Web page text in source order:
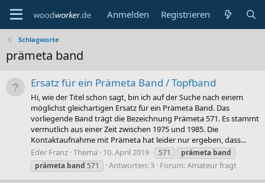
Anmelden Registrieren
Schlagworte
prämeta band
Ersatz für ein Prämeta Band / Topfband
Hi, wie der Titel schon sagt, bin ich auf der Suche nach einem
möglichst gleichartigen Ersatz für ein Prämeta Band. Das
vorliegende Band trägt die Bezeichnung Prämeta 571. Es stammt
vermutlich aus einer Zeit zwischen 1975 und 1985. Die
Kontaktaufnahme mit Prämeta hat leider nur ergeben, dass...
Eder Franz Thema 10. April 2019 571 prämeta band
prämeta band 571 Antworten: 3 Forum:Amateur fragt